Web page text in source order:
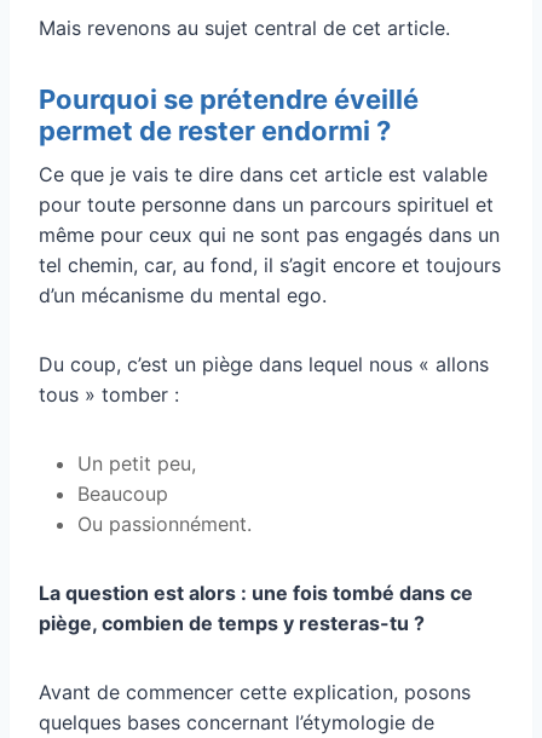
Mais revenons au sujet central de cet article.
Pourquoi se prétendre éveillé
permet de rester endormi ?
Ce que je vais te dire dans cet article est valable
pour toute personne dans un parcours spirituel et
même pour ceux qui ne sont pas engagés dans un
tel chemin, car, au fond, il s’agit encore et toujours
d’un mécanisme du mental ego.
Du coup, c’est un piège dans lequel nous « allons
tous » tomber :
Un petit peu,
Beaucoup
Ou passionnément.
La question est alors : une fois tombé dans ce
piège, combien de temps y resteras-tu ?
Avant de commencer cette explication, posons
quelques bases concernant l’étymologie de